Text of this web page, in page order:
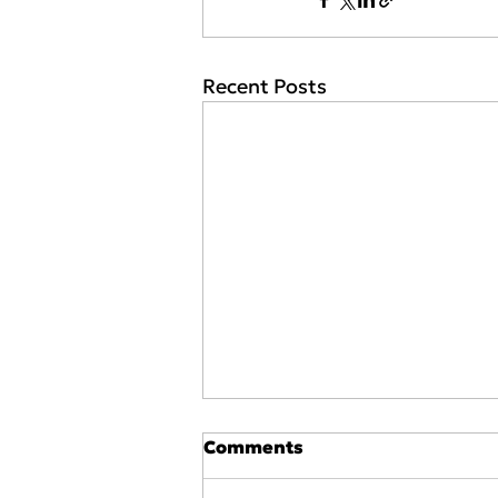
Recent Posts
Comments